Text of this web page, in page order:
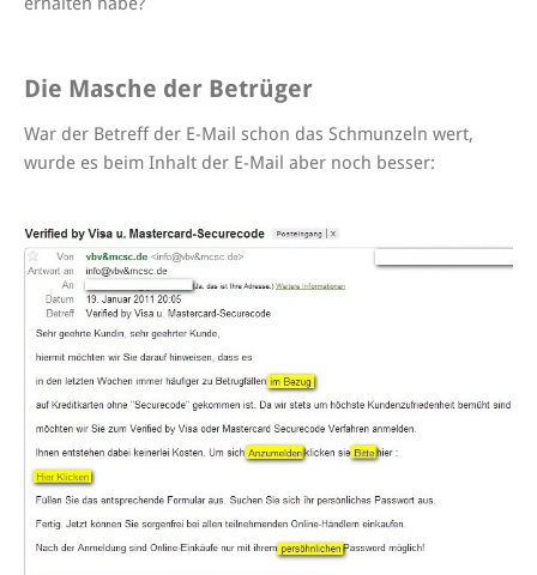
Die Masche der Betrüger
War der Betreff der E-Mail schon das Schmunzeln wert,
wurde es beim Inhalt der E-Mail aber noch besser: